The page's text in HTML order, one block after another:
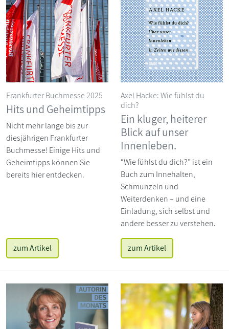
Frankfurter Buchmesse 2025
Hits und Geheimtipps
Nicht mehr lange bis zur
diesjährigen Frankfurter
Buchmesse! Einige Hits und
Geheimtipps können Sie
bereits hier entdecken.
zum Artikel
Axel Hacke: Wie fühlst du
dich?
Ein kluger, heiterer
Blick auf unser
Innenleben.
“Wie fühlst du dich?” ist ein
Buch zum Innehalten,
Schmunzeln und
Weiterdenken – und eine
Einladung, sich selbst und
andere besser zu verstehen.
zum Artikel